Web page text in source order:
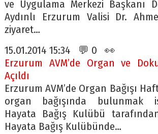
ve Uygulama Merkezi Başkanı
Aydınlı Erzurum Valisi Dr.
ziyaret…
15.01.2014 15:34 💬 0 👀
Erzurum AVM’de Organ ve
Açıldı
Erzurum AVM’de Organ Bağışı
organ bağışında bulunmak
Hayata Bağış Kulübü
Hayata Bağış Kulübünde…